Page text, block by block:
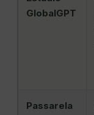
GlobalGPT
Passarela